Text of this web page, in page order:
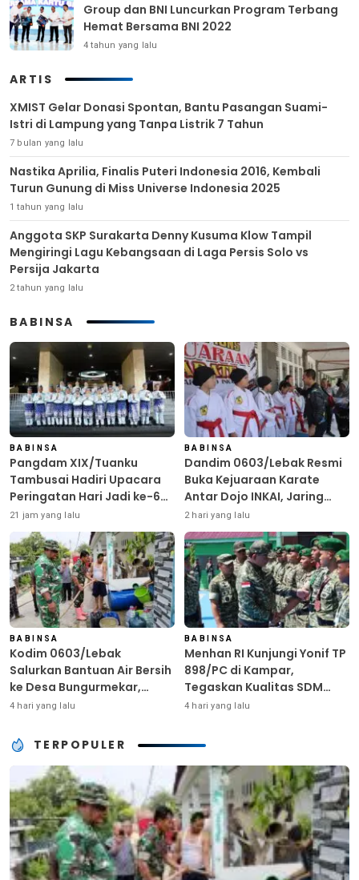
Group dan BNI Luncurkan Program Terbang
Hemat Bersama BNI 2022
4 tahun yang lalu
ARTIS
XMIST Gelar Donasi Spontan, Bantu Pasangan Suami-
Istri di Lampung yang Tanpa Listrik 7 Tahun
7 bulan yang lalu
Nastika Aprilia, Finalis Puteri Indonesia 2016, Kembali
Turun Gunung di Miss Universe Indonesia 2025
1 tahun yang lalu
Anggota SKP Surakarta Denny Kusuma Klow Tampil
Mengiringi Lagu Kebangsaan di Laga Persis Solo vs
Persija Jakarta
2 tahun yang lalu
BABINSA
BABINSA
Pangdam XIX/Tuanku
Tambusai Hadiri Upacara
Peringatan Hari Jadi ke-69
Provinsi Riau
21 jam yang lalu
BABINSA
Dandim 0603/Lebak Resmi
Buka Kejuaraan Karate
Antar Dojo INKAI, Jaring
Bibit Atlet Unggul Sambut
HUT ke-81 RI
2 hari yang lalu
BABINSA
Kodim 0603/Lebak
Salurkan Bantuan Air Bersih
ke Desa Bungurmekar,
Ringankan Beban Warga
4 hari yang lalu
BABINSA
Menhan RI Kunjungi Yonif TP
898/PC di Kampar,
Tegaskan Kualitas SDM
Kunci Kekuatan TNI
4 hari yang lalu
TERPOPULER